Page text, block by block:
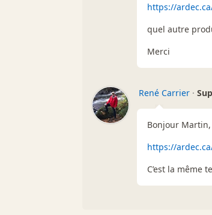
https://
quel autre
Merci
René Carrier ·
Bonjour Martin,
https://
C’est la même